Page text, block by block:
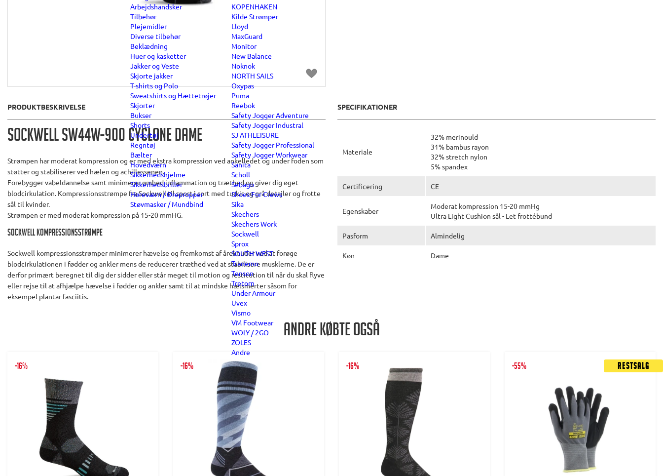
Arbejdshandsker
Tilbehør
Plejemidler
Diverse tilbehør
Beklædning
Huer og kasketter
Jakker og Veste
Skjorte jakker
T-shirts og Polo
Sweatshirts og Hættetrøjer
Skjorter
Bukser
Shorts
Undertøj
Regntøj
Bælter
Hovedværn
Sikkerhedshjelme
Sikkerhedsbriller
Høreværn / Ørepropper
Støvmasker / Mundbind
KOPENHAKEN
Kilde Strømper
Lloyd
MaxGuard
Monitor
New Balance
Noknok
NORTH SAILS
Oxypas
Puma
Reebok
Safety Jogger Adventure
Safety Jogger Industral
SJ ATHLEISURE
Safety Jogger Professional
Safety Jogger Workwear
Sanita
Scholl
Sebago
Shoes For Crews
Sika
Skechers
Skechers Work
Sockwell
Sprox
SOUTH WEST
Tranemo
Tenson
Tretorn
Under Armour
Uvex
Vismo
VM Footwear
WOLY / 2GO
ZOLES
Andre
PRODUKTBESKRIVELSE
Sockwell SW44W-900 Cyclone Dame
Strømpen har moderat kompression og er med ekstra kompression ved ankelledet og under foden som
støtter og stabiliserer ved hælen og achillessenen.
Forebygger vabeldannelse samt minimerer ømhed inflammation og træthed og giver dig øget
blodcirkulation. Kompressionsstrømpe fra Sockwell til sport i sort med turkis og grå detajler og frotte
sål til kvinder.
Strømpen er med moderat kompression på 15-20 mmHG.
Sockwell Kompressionsstrømpe
Sockwell kompressionsstrømper minimerer hævelse og fremkomst af åreknuder ved at forøge
blodcirkulationen i fødder og ankler mens de reducerer træthed ved at stabilisere musklerne. De er
derfor primært beregnet til dig der sidder eller står meget til motion og restitution til når du skal flyve
eller rejse til at afhjælpe hævelse i fødder og ankler samt til at mindske hælsmerter såsom for
eksempel plantar fasciitis.
SPECIFIKATIONER
Materiale
32% merinould
31% bambus rayon
32% stretch nylon
5% spandex
Certificering CE
Egenskaber
Moderat kompression 15-20 mmHg
Ultra Light Cushion sål - Let frottébund
Pasform Almindelig
Køn Dame
Andre købte også
-16% -16% -16% Restsalg
-55%